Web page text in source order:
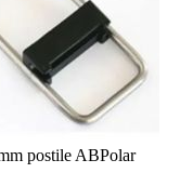
postile ABPolar